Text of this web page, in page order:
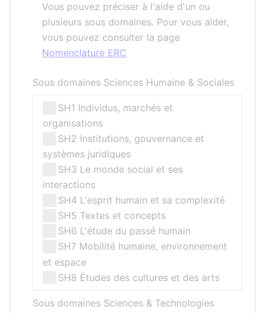
Vous pouvez préciser à l'aide d'un ou
plusieurs sous domaines. Pour vous aider,
vous pouvez consulter la page
Nomenclature ERC
Sous domaines Sciences Humaine & Sociales
SH1 Individus, marchés et
organisations
SH2 Institutions, gouvernance et
systèmes juridiques
SH3 Le monde social et ses
interactions
SH4 L'esprit humain et sa complexité
SH5 Textes et concepts
SH6 L'étude du passé humain
SH7 Mobilité humaine, environnement
et espace
SH8 Études des cultures et des arts
Sous domaines Sciences & Technologies